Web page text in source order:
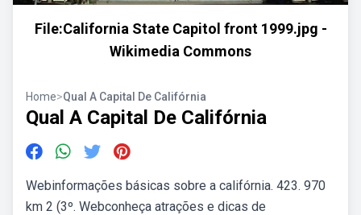
File:California State Capitol front 1999.jpg -
Wikimedia Commons
Home>Qual A Capital De Califórnia
Qual A Capital De Califórnia
Webinformações básicas sobre a califórnia. 423. 970
km 2 (3º. Webconheça atrações e dicas de